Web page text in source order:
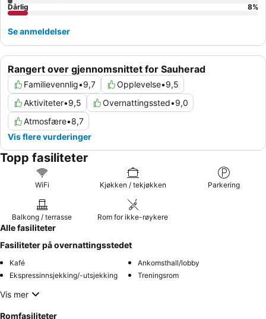
Rangert over gjennomsnittet for Sauherad
Familievennlig•9,7 Opplevelse•9,5
Aktiviteter•9,5 Overnattingssted•9,0
Atmosfære•8,7
Vis flere vurderinger
Dårlig
8%
Se anmeldelser
Topp fasiliteter
WiFi Kjøkken / tekjøkken Parkering
Balkong / terrasse Rom for ikke-røykere
Alle fasiliteter
Fasiliteter på overnattingsstedet
Kafé
Ankomsthall/lobby
Ekspressinnsjekking/-utsjekking
Treningsrom
Vis mer
Romfasiliteter